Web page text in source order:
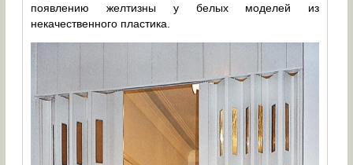
появлению желтизны у белых моделей из
некачественного пластика.